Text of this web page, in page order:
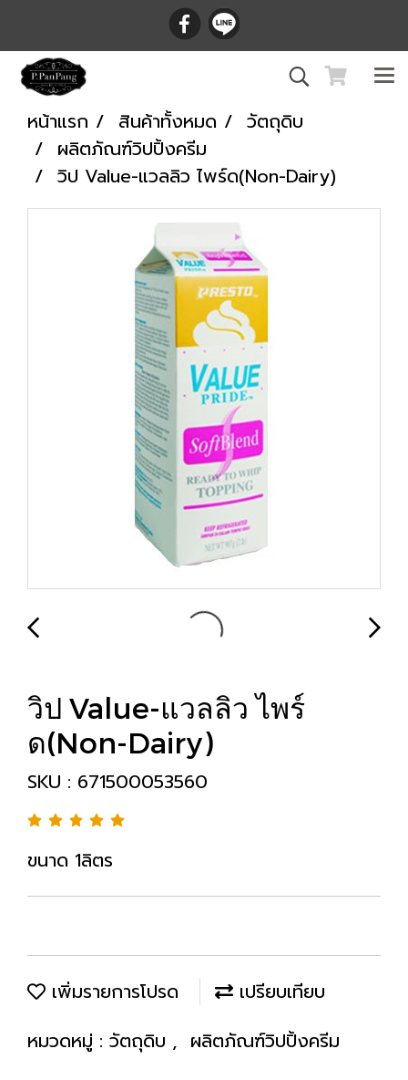
หน้าแรก สินค้าทั้งหมด
วัตถุดิบ
ผลิตภัณฑ์วิปปิ้งครีม
วิป Value-แวลลิว ไพร์ด(Non-Dairy)
วิป Value-แวลลิว ไพร์
ด(Non-Dairy)
SKU : 671500053560
ขนาด 1ลิตร
เพิ่มรายการโปรด
เปรียบเทียบ
หมวดหมู่ : วัตถุดิบ , ผลิตภัณฑ์วิปปิ้งครีม